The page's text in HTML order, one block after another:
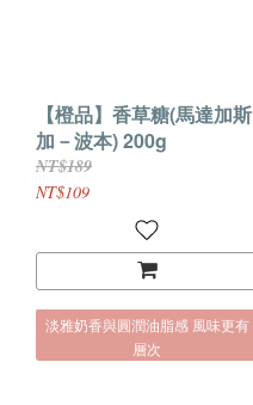
【橙品】香草糖(馬達加斯
加－波本) 200g
NT$189
NT$109
淡雅奶香與圓潤油脂感 風味更有
層次